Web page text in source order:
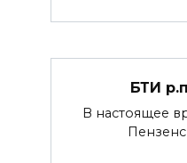
БТИ
В настоящее